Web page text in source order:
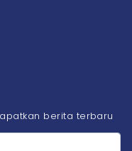
berita terbaru